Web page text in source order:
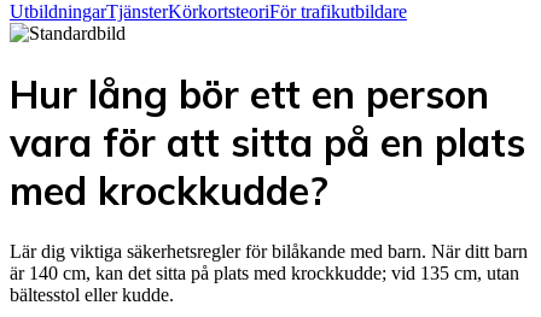
UtbildningarTjänsterKörkortsteoriFör trafikutbildare
Hur lång bör ett en person
vara för att sitta på en plats
med krockkudde?
Lär dig viktiga säkerhetsregler för bilåkande med barn. När ditt barn
är 140 cm, kan det sitta på plats med krockkudde; vid 135 cm, utan
bältesstol eller kudde.